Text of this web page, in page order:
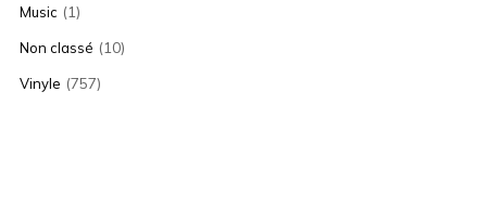
Music (1)
Non classé (10)
Vinyle (757)